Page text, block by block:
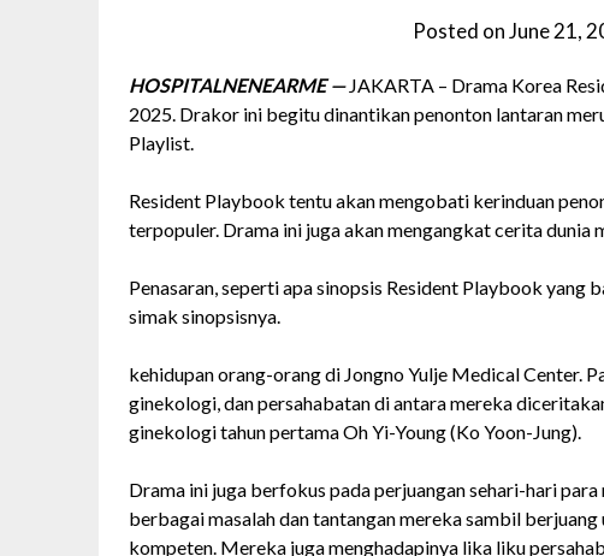
Posted onJune 21,
HOSPITALNENEARME —JAKARTA – Drama Korea
2025. Drakor ini begitu dinantikan penonton lantaran
Playlist.
Resident Playbook tentu akan mengobati kerinduan
terpopuler. Drama ini juga akan mengangkat cerita dunia
Penasaran, seperti apa sinopsis Resident Playbook yang
simak sinopsisnya.
kehidupan orang-orang di Jongno Yulje Medical Center.
ginekologi, dan persahabatan di antara mereka
ginekologi tahun pertama Oh Yi-Young (Ko Yoon-Jung).
Drama ini juga berfokus pada perjuangan sehari-hari
berbagai masalah dan tantangan mereka sambil
kompeten. Mereka juga menghadapinya lika liku